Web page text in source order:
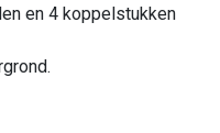
en 4 koppelstukken